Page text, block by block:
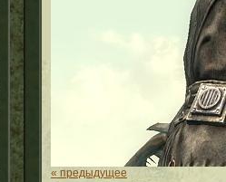
« предыдущее